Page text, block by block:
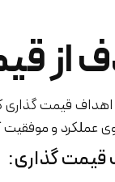
از
قیمت گذاری
عملکرد و
قیمت گذاری: